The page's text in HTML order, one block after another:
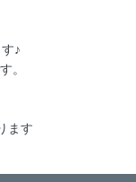
♪
。
ます